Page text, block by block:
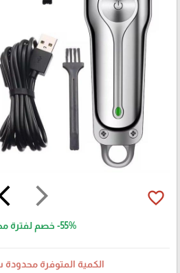
arrow_forward_ios favorite_border
-55% خصم لفترة
الكمية المتوفرة محدودة